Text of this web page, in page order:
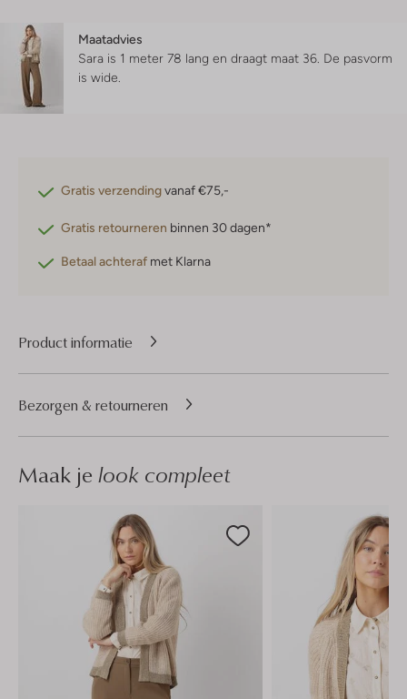
Maatadvies
Sara is 1 meter 78 lang en draagt maat 36. De pasvorm
is wide
Gratis verzendingvanaf €75,-
Gratis retourneren binnen 30 dagen*
Betaal achteraf met Klarna
Product informatie
Bezorgen & retourneren
Maak je look compleet